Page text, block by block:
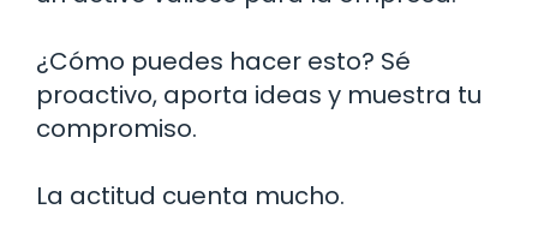
¿Cómo puedes hacer esto? Sé
proactivo, aporta ideas y muestra tu
compromiso.
La actitud cuenta mucho.